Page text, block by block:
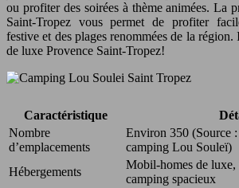
ou profiter des soirées à thème animées. La
Saint-Tropez vous permet de profiter
festive et des plages renommées de la
de luxe Provence Saint-Tropez!
Caractéristique
Nombre
d’emplacements
Environ 350 (Source
camping Lou Souleï)
Hébergements
Mobil-homes de luxe,
camping spacieux